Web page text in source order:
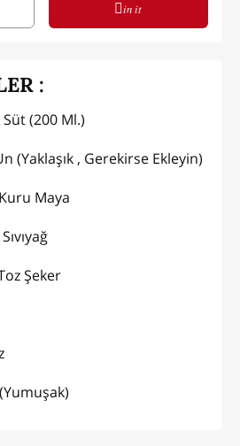
in it
:
Süt (200 Ml.)
(Yaklaşık , Gerekirse Ekleyin)
Maya
Şeker